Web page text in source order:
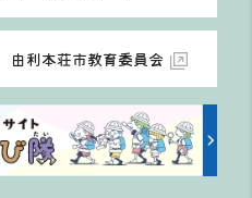
利本荘市教育委員会